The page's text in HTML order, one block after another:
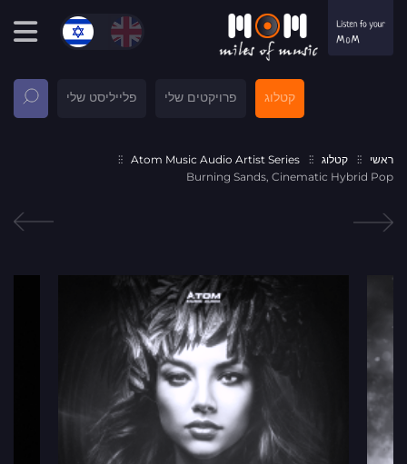
קטלוג פרויקטים שלי פלייליסט שלי
ראשי קטלוג
Atom Music Audio Artist Series
Burning Sands, Cinematic Hybrid Pop